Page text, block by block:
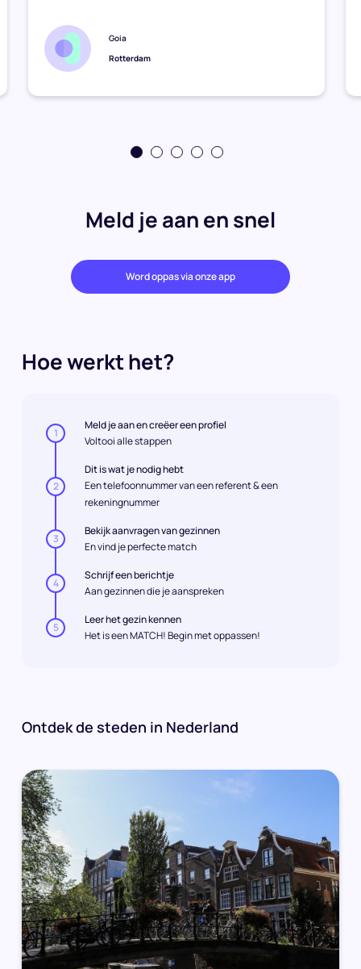
Goia
Rotterdam
Meld je aan en snel
Word oppas via onze app
Hoe werkt het?
1
Meld je aan en creëer een profiel
Voltooi alle stappen
2
Dit is wat je nodig hebt
Een telefoonnummer van een referent & een
rekeningnummer
3
Bekijk aanvragen van gezinnen
En vind je perfecte match
4
Schrijf een berichtje
Aan gezinnen die je aanspreken
5
Leer het gezin kennen
Het is een MATCH! Begin met oppassen!
Ontdek de steden in Nederland